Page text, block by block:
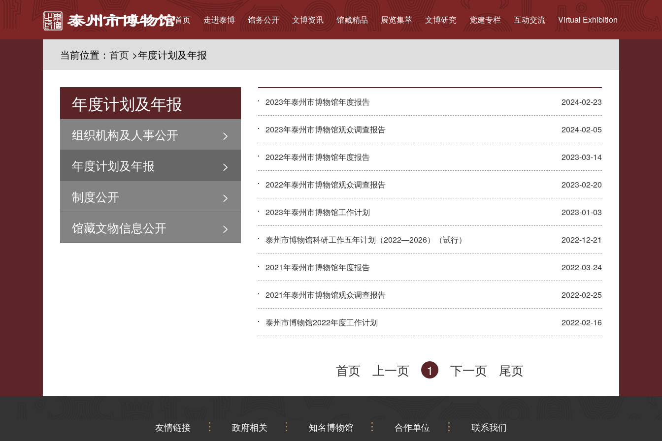
首页 走进泰博 馆务公开 文博资讯 馆藏精品 展览集萃 文博研究 党建专栏 互动交流 Virtual Exhibition
当前位置： 首页 >年度计划及年报
年度计划及年报
组织机构及人事公开
年度计划及年报
制度公开
馆藏文物信息公开
2023年泰州市博物馆年度报告 2024-02-23
2023年泰州市博物馆观众调查报告 2024-02-05
2022年泰州市博物馆年度报告 2023-03-14
2022年泰州市博物馆观众调查报告 2023-02-20
2023年泰州市博物馆工作计划 2023-01-03
泰州市博物馆科研工作五年计划（2022—2026）（试行） 2022-12-21
2021年泰州市博物馆年度报告 2022-03-24
2021年泰州市博物馆观众调查报告 2022-02-25
泰州市博物馆2022年度工作计划 2022-02-16
首页 上一页 1 下一页 尾页
友情链接 政府相关 知名博物馆 合作单位 联系我们